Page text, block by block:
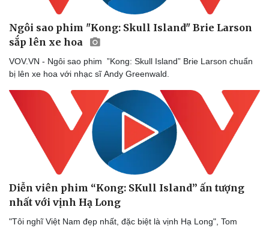
Ngôi sao phim "Kong: Skull Island" Brie Larson
sắp lên xe hoa
VOV.VN - Ngôi sao phim ”Kong: Skull Island” Brie Larson chuẩn
bị lên xe hoa với nhạc sĩ Andy Greenwald.
Diễn viên phim “Kong: SKull Island” ấn tượng
nhất với vịnh Hạ Long
"Tôi nghĩ Việt Nam đẹp nhất, đặc biệt là vịnh Hạ Long", Tom